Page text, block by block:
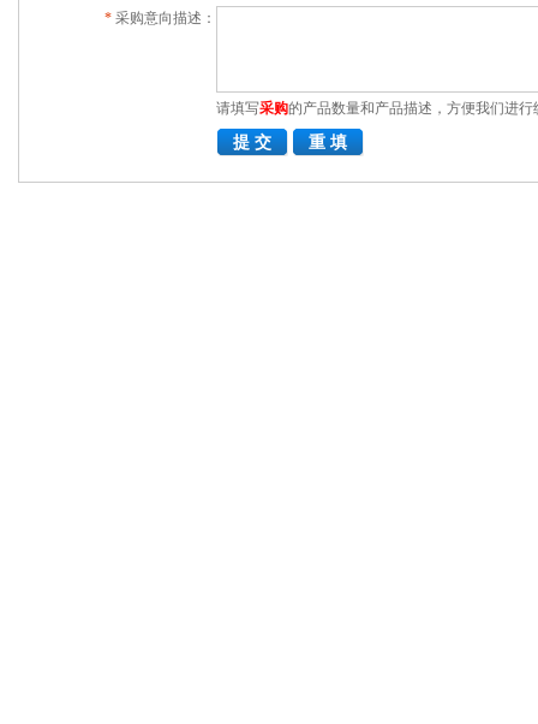
* 采购意向描述：
请填写采购的产品数量和产品描述，方便我们进行